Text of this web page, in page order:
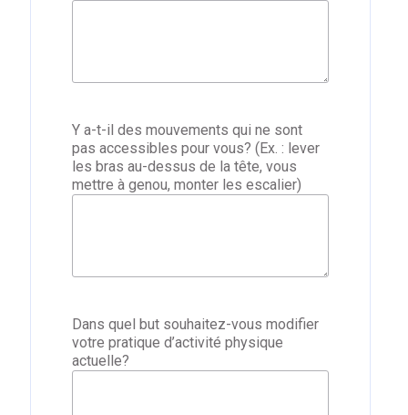
Y a-t-il des mouvements qui ne sont
pas accessibles pour vous? (Ex. : lever
les bras au-dessus de la tête, vous
mettre à genou, monter les escalier)
Dans quel but souhaitez-vous modifier
votre pratique d’activité physique
actuelle?